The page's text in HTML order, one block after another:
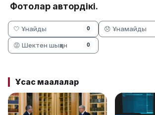
Фотолар автордікі.
🤍 Ұнайды 0 😞 Ұнамайды
😡 Шектен шыққан 0
Ұқсас мақалалар